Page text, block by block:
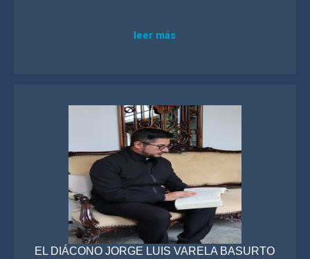
leer más
EL DIÁCONO JORGE LUIS VARELA BASURTO